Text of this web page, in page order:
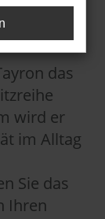
G-F.
das
wird er
im Alltag
Sie das
Ihren